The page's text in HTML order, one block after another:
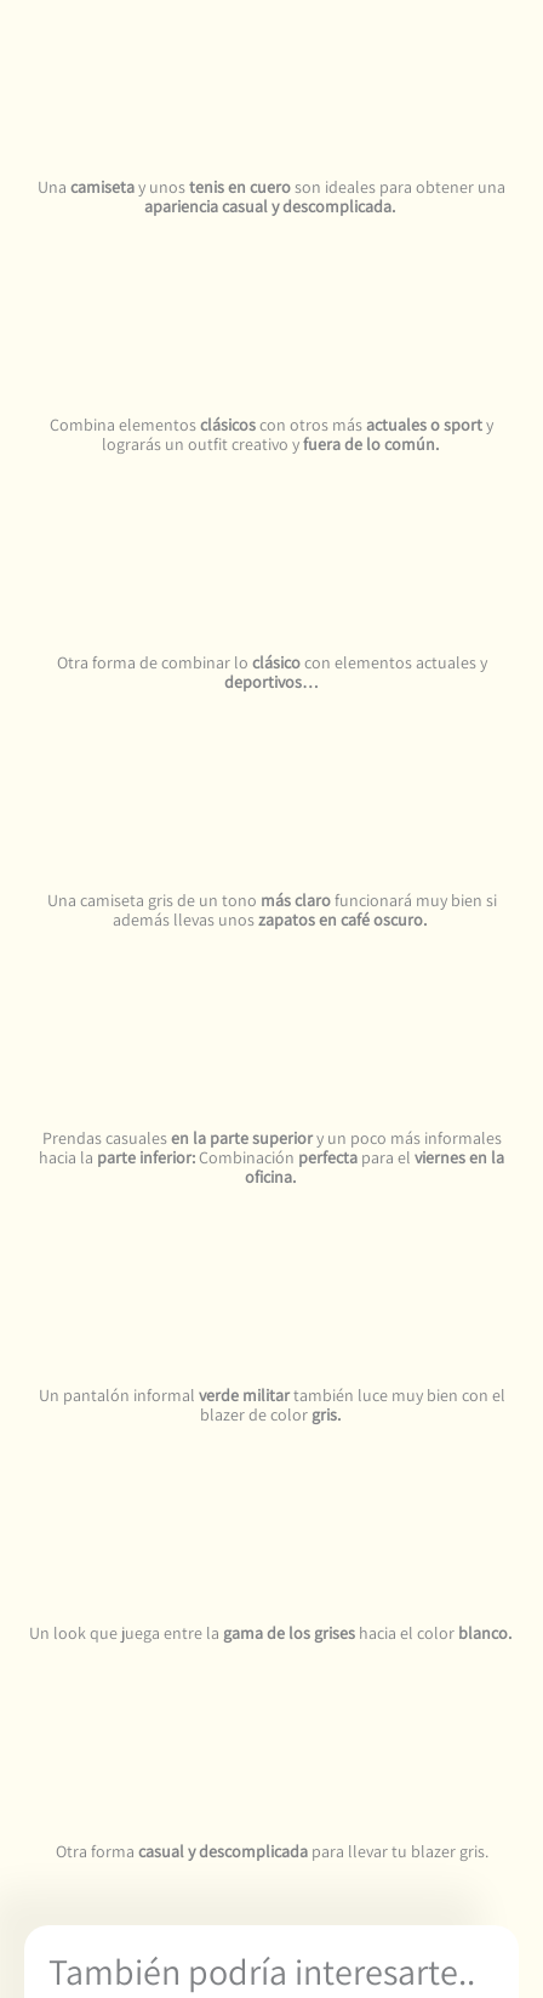
Una camisetay unostenis en cueroson ideales para obtener una
apariencia casual y descomplicada.
Combina elementosclásicoscon otros másactuales o sporty
lograrás un outfit creativo yfuera de lo común.
Otra forma de combinar lo clásicocon elementos actuales y
deportivos…
Una camiseta gris de un tono más clarofuncionará muy bien si
además llevas unoszapatos en café oscuro.
Prendas casualesen la parte superiory un poco más informales
hacia la parte inferior:Combinación perfecta para el viernes en la
oficina.
Un pantalón informal verde militartambién luce muy bien con el
blazer de color gris.
Un look que juega entre la gama de los griseshacia el colorblanco.
Otra forma casual y descomplicadapara llevar tu blazer gris.
También podría interesarte..